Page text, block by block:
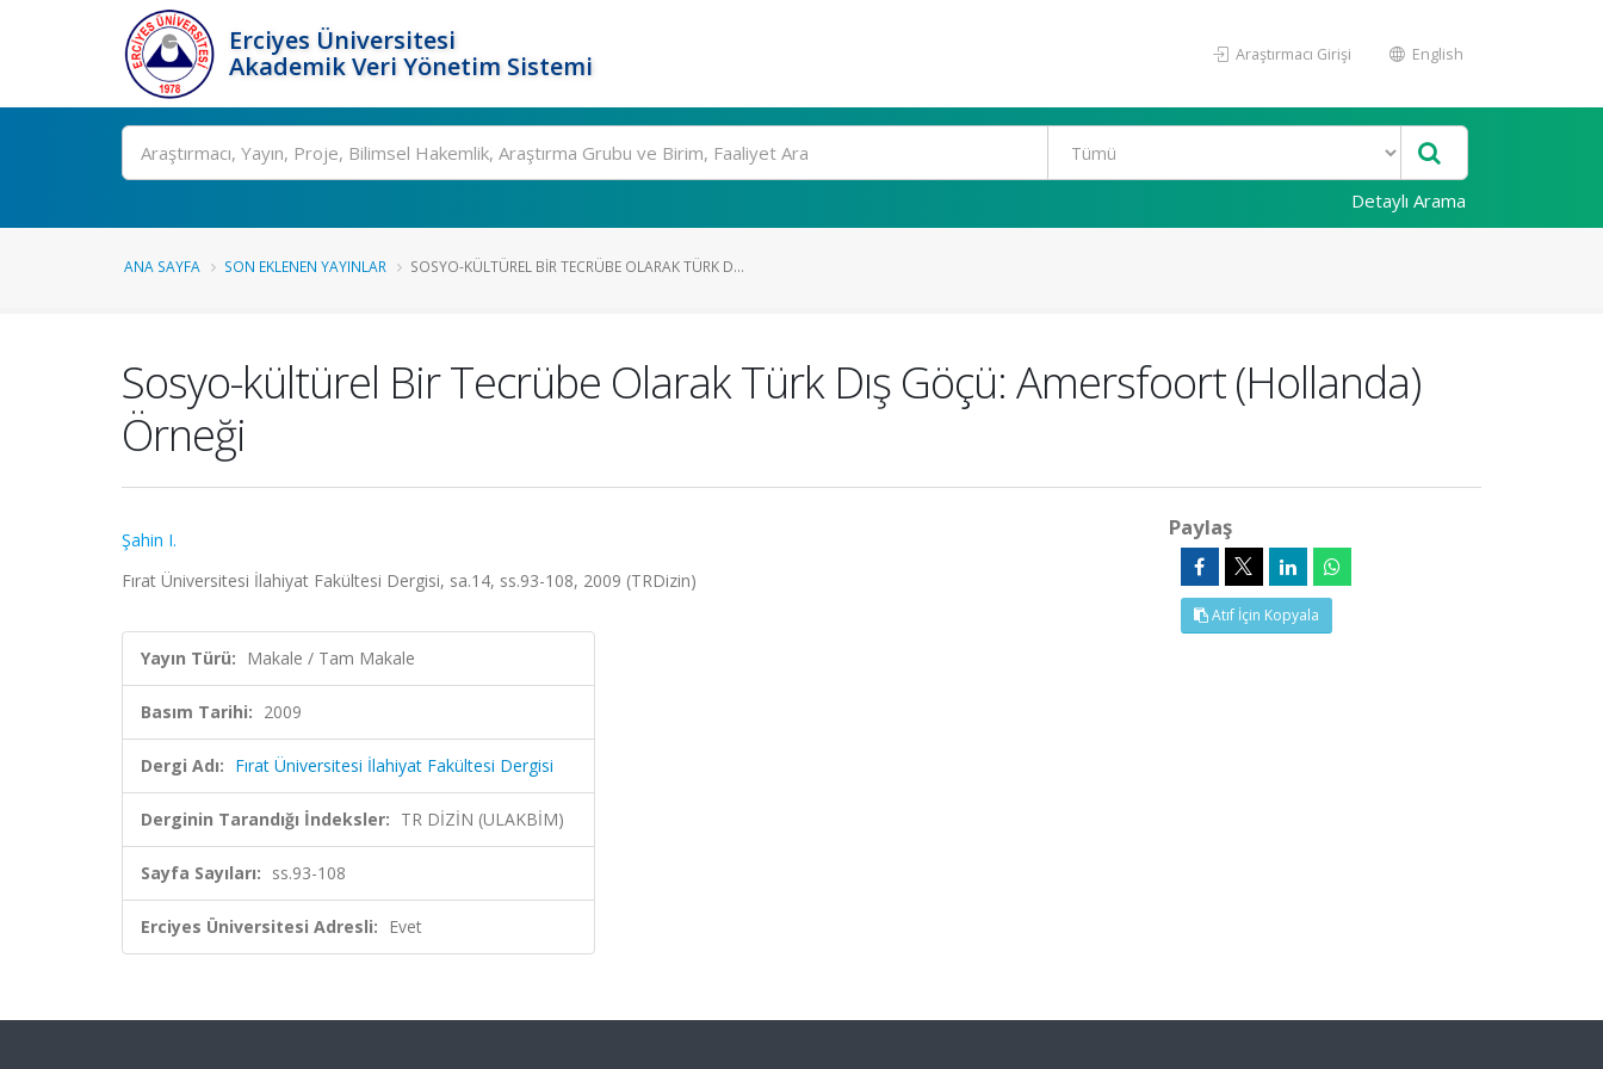
Erciyes Üniversitesi
Akademik Veri Yönetim Sistemi
Araştırmacı Girişi English
Ara
Detaylı Arama
ANA SAYFA SON EKLENEN YAYINLAR SOSYO-KÜLTÜREL BIR TECRÜBE OLARAK TÜRK D...
Sosyo-kültürel Bir Tecrübe Olarak Türk Dış Göçü: Amersfoort (Hollanda)
Örneği
Şahin I.
Fırat Üniversitesi İlahiyat Fakültesi Dergisi, sa.14, ss.93-108, 2009 (TRDizin)
Yayın Türü: Makale / Tam Makale
Basım Tarihi: 2009
Dergi Adı: Fırat Üniversitesi İlahiyat Fakültesi Dergisi
Derginin Tarandığı İndeksler: TR DİZİN (ULAKBİM)
Sayfa Sayıları: ss.93-108
Erciyes Üniversitesi Adresli: Evet
Paylaş
Atıf İçin Kopyala